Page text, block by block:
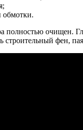
обмотки.
полностью очищен.
строительный фен,